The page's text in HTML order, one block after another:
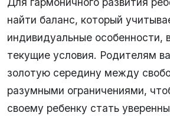
найти баланс, который
индивидуальные особенности,
текущие условия. Родителям
золотую середину между
разумными ограничениями,
своему ребенку стать